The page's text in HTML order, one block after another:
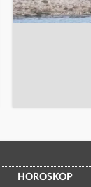
HOROSKOP